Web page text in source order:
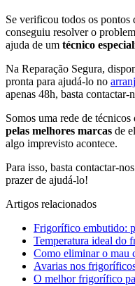
Se verificou todos os pontos
conseguiu resolver o
ajuda de um técnico
Na Reparação Segura,
pronta para ajudá-lo no
apenas 48h, basta contactar-
Somos uma rede de técnicos
pelas melhores marcas de
algo imprevisto acontece.
Para isso, basta contactar-
prazer de ajudá-lo!
Artigos relacionados
Frigorífico embutido:
Temperatura ideal do
Como eliminar o mau
Avarias nos
O melhor frigorífico